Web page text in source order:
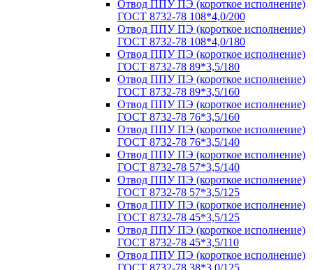
Отвод ППУ ПЭ (короткое исполнение)
ГОСТ 8732-78 108*4,0/200
Отвод ППУ ПЭ (короткое исполнение)
ГОСТ 8732-78 108*4,0/180
Отвод ППУ ПЭ (короткое исполнение)
ГОСТ 8732-78 89*3,5/180
Отвод ППУ ПЭ (короткое исполнение)
ГОСТ 8732-78 89*3,5/160
Отвод ППУ ПЭ (короткое исполнение)
ГОСТ 8732-78 76*3,5/160
Отвод ППУ ПЭ (короткое исполнение)
ГОСТ 8732-78 76*3,5/140
Отвод ППУ ПЭ (короткое исполнение)
ГОСТ 8732-78 57*3,5/140
Отвод ППУ ПЭ (короткое исполнение)
ГОСТ 8732-78 57*3,5/125
Отвод ППУ ПЭ (короткое исполнение)
ГОСТ 8732-78 45*3,5/125
Отвод ППУ ПЭ (короткое исполнение)
ГОСТ 8732-78 45*3,5/110
Отвод ППУ ПЭ (короткое исполнение)
ГОСТ 8732-78 38*3,0/125